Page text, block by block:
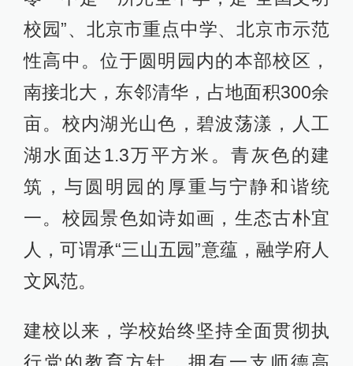
校园”、北京市重点中学、北京市示范
性高中。位于圆明园内的本部校区，
南接北大，东邻清华，占地面积300余
亩。校内湖光山色，碧波荡漾，人工
湖水面达1.3万平方米。青灰色的建
筑，与圆明园的厚重与宁静和谐统
一。校园景色如诗如画，生态古朴宜
人，可谓承“三山五园”意蕴，融学府人
文风范。
建校以来，学校始终坚持全面贯彻执